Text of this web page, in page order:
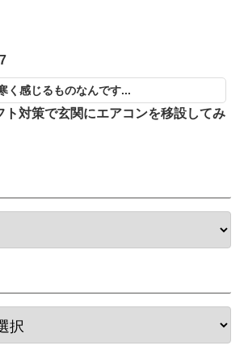
く感じるものなんです...
ト対策で玄関にエアコンを移設してみ